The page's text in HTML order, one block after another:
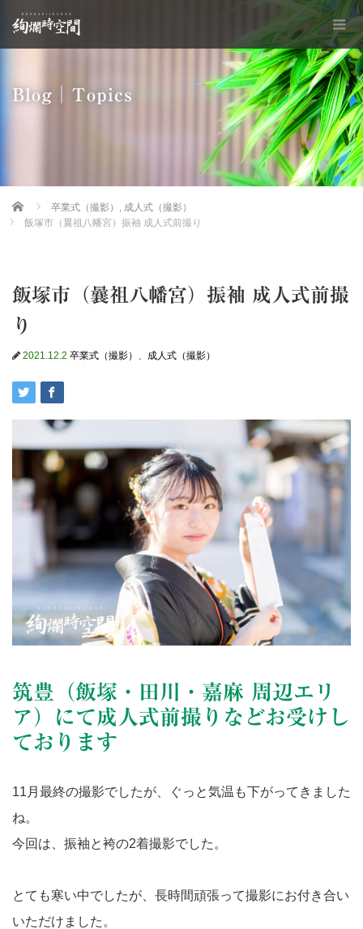
Blog│Topics
Home 卒業式（撮影） , 成人式（撮影）
飯塚市（曩祖八幡宮）振袖 成人式前撮り
飯塚市（曩祖八幡宮）振袖 成人式前撮
り
2021.12.2 卒業式（撮影） 、 成人式（撮影）
筑豊（飯塚・田川・嘉麻 周辺エリ
ア）にて成人式前撮りなどお受けし
ております
11月最終の撮影でしたが、ぐっと気温も下がってきました
ね。
今回は、振袖と袴の2着撮影でした。
とても寒い中でしたが、長時間頑張って撮影にお付き合い
いただけました。